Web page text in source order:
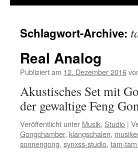
Schlagwort-Archive:
Real Analog
Publiziert am 12. Dezember 2016
Akustisches Set mit
der gewaltige Feng
Veröffentlicht unter Musik, Studio |
Gongchamber, klangschalen,
sonnengong, synxss-studio, tam-